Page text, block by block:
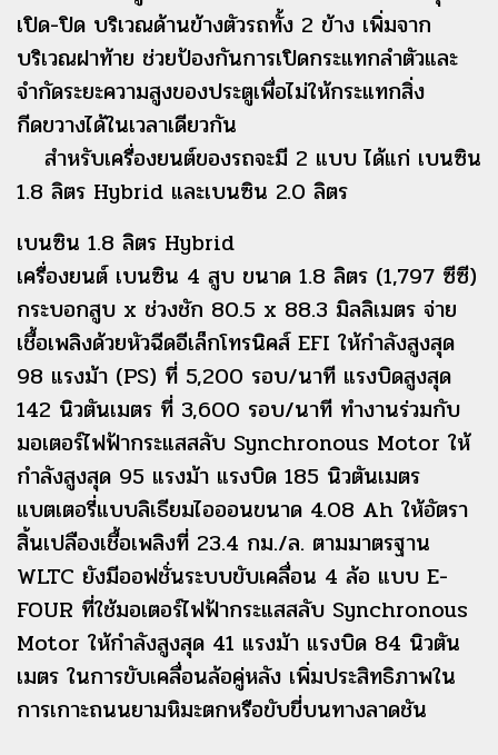
เปิด-ปิด บริเวณด้านข้างตัวรถทั้ง 2 ข้าง เพิ่มจาก
บริเวณฝาท้าย ช่วยป้องกันการเปิดกระแทกลำตัวและ
จำกัดระยะความสูงของประตูเพื่อไม่ให้กระแทกสิ่ง
กีดขวางได้ในเวลาเดียวกัน
สำหรับเครื่องยนต์ของรถจะมี 2 แบบ ได้แก่ เบนซิน
1.8 ลิตร Hybrid และเบนซิน 2.0 ลิตร
เบนซิน 1.8 ลิตร Hybrid
เครื่องยนต์ เบนซิน 4 สูบ ขนาด 1.8 ลิตร (1,797 ซีซี)
กระบอกสูบ x ช่วงชัก 80.5 x 88.3 มิลลิเมตร จ่าย
เชื้อเพลิงด้วยหัวฉีดอีเล็กโทรนิคส์ EFI ให้กำลังสูงสุด
98 แรงม้า (PS) ที่ 5,200 รอบ/นาที แรงบิดสูงสุด
142 นิวตันเมตร ที่ 3,600 รอบ/นาที ทำงานร่วมกับ
มอเตอร์ไฟฟ้ากระแสสลับ Synchronous Motor ให้
กำลังสูงสุด 95 แรงม้า แรงบิด 185 นิวตันเมตร
แบตเตอรี่แบบลิเธียมไอออนขนาด 4.08 Ah ให้อัตรา
สิ้นเปลืองเชื้อเพลิงที่ 23.4 กม./ล. ตามมาตรฐาน
WLTC ยังมีออฟชั่นระบบขับเคลื่อน 4 ล้อ แบบ E-
FOUR ที่ใช้มอเตอร์ไฟฟ้ากระแสสลับ Synchronous
Motor ให้กำลังสูงสุด 41 แรงม้า แรงบิด 84 นิวตัน
เมตร ในการขับเคลื่อนล้อคู่หลัง เพิ่มประสิทธิภาพใน
การเกาะถนนยามหิมะตกหรือขับขี่บนทางลาดชัน